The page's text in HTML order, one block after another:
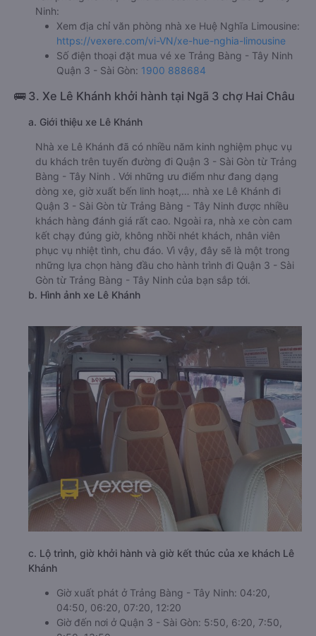
h. Thông tin liên hệ, đặt mua vé xe khách từ Trảng Bàng -
Tây Ninh đi Quận 3 - Sài Gòn Huệ Nghĩa Limousine
Văn phòng xe Huệ Nghĩa Limousine ở Trảng Bàng - Tây
Ninh:
Xem địa chỉ văn phòng nhà xe Huệ Nghĩa Limousine:
https://vexere.com/vi-VN/xe-hue-nghia-limousine
Số điện thoại đặt mua vé xe Trảng Bàng - Tây Ninh
Quận 3 - Sài Gòn:1900 888684
🚌 3. Xe Lê Khánh khởi hành tại Ngã 3 chợ Hai Châu
a. Giới thiệu xe Lê Khánh
Nhà xe Lê Khánh đã có nhiều năm kinh nghiệm phục vụ
du khách trên tuyến đường đi Quận 3 - Sài Gòn từ Trảng
Bàng - Tây Ninh . Với những ưu điểm như đang dạng
dòng xe, giờ xuất bến linh hoạt,… nhà xe Lê Khánh đi
Quận 3 - Sài Gòn từ Trảng Bàng - Tây Ninh được nhiều
khách hàng đánh giá rất cao. Ngoài ra, nhà xe còn cam
kết chạy đúng giờ, không nhồi nhét khách, nhân viên
phục vụ nhiệt tình, chu đáo. Vì vậy, đây sẽ là một trong
Gòn từ Trảng Bàng - Tây Ninh của bạn sắp tới.
b. Hình ảnh xe Lê Khánh
c. Lộ trình, giờ khởi hành và giờ kết thúc của xe khách Lê
Khánh